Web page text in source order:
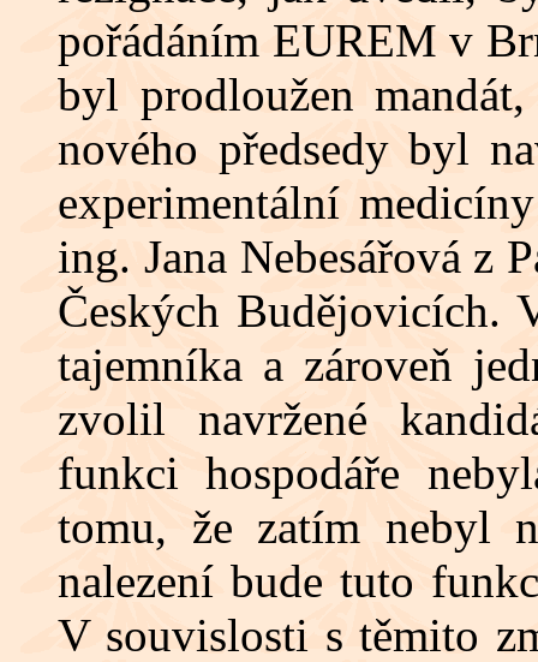
pořádáním EUREM v
byl prodloužen
nového předsedy byl
experimentální
ing. Jana Nebesářová z
Českých Budějovicích.
tajemníka a zároveň
zvolil navržené
funkci hospodáře
tomu, že zatím nebyl
nalezení bude tuto
V souvislosti s těmito